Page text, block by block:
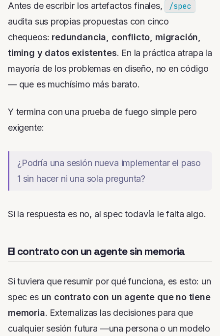
Antes de escribir los artefactos finales,
/spec
audita sus propias propuestas con cinco
chequeos: redundancia, conflicto, migración,
timing y datos existentes. En la práctica atrapa la
mayoría de los problemas en diseño, no en código
— que es muchísimo más barato.
Y termina con una prueba de fuego simple pero
exigente:
¿Podría una sesión nueva implementar el paso
1 sin hacer ni una sola pregunta?
Si la respuesta es no, al spec todavía le falta algo.
El contrato con un agente sin memoria
Si tuviera que resumir por qué funciona, es esto: un
spec es un contrato con un agente que no tiene
memoria. Externalizas las decisiones para que
cualquier sesión futura —una persona o un modelo